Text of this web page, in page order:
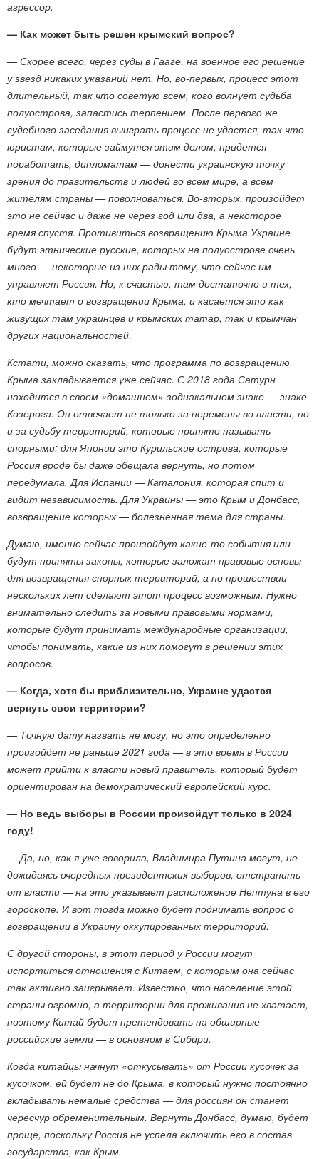
агрессор.
— Как может быть решен крымский вопрос?
— Скорее всего, через суды в Гааге, на военное его решение
у звезд никаких указаний нет. Но, во-первых, процесс этот
длительный, так что советую всем, кого волнует судьба
полуострова, запастись терпением. После первого же
судебного заседания выиграть процесс не удастся, так что
юристам, которые займутся этим делом, придется
поработать, дипломатам — донести украинскую точку
зрения до правительств и людей во всем мире, а всем
жителям страны — поволноваться. Во-вторых, произойдет
это не сейчас и даже не через год или два, а некоторое
время спустя. Противиться возвращению Крыма Украине
будут этнические русские, которых на полуострове очень
много — некоторые из них рады тому, что сейчас им
управляет Россия. Но, к счастью, там достаточно и тех,
кто мечтает о возвращении Крыма, и касается это как
живущих там украинцев и крымских татар, так и крымчан
других национальностей.
Кстати, можно сказать, что программа по возвращению
Крыма закладывается уже сейчас. С 2018 года Сатурн
находится в своем «домашнем» зодиакальном знаке — знаке
Козерога. Он отвечает не только за перемены во власти, но
и за судьбу территорий, которые принято называть
спорными: для Японии это Курильские острова, которые
Россия вроде бы даже обещала вернуть, но потом
передумала. Для Испании — Каталония, которая спит и
видит независимость. Для Украины — это Крым и Донбасс,
возвращение которых — болезненная тема для страны.
Думаю, именно сейчас произойдут какие-то события или
будут приняты законы, которые заложат правовые основы
для возвращения спорных территорий, а по прошествии
нескольких лет сделают этот процесс возможным. Нужно
внимательно следить за новыми правовыми нормами,
которые будут принимать международные организации,
чтобы понимать, какие из них помогут в решении этих
вопросов.
— Когда, хотя бы приблизительно, Украине удастся
вернуть свои территории?
— Точную дату назвать не могу, но это определенно
произойдет не раньше 2021 года — в это время в России
может прийти к власти новый правитель, который будет
ориентирован на демократический европейский курс.
— Но ведь выборы в России произойдут только в 2024
году!
— Да, но, как я уже говорила, Владимира Путина могут, не
дожидаясь очередных президентских выборов, отстранить
от власти — на это указывает расположение Нептуна в его
гороскопе. И вот тогда можно будет поднимать вопрос о
возвращении в Украину оккупированных территорий.
С другой стороны, в этот период у России могут
испортиться отношения с Китаем, с которым она сейчас
так активно заигрывает. Известно, что население этой
страны огромно, а территории для проживания не хватает,
поэтому Китай будет претендовать на обширные
российские земли — в основном в Сибири.
Когда китайцы начнут «откусывать» от России кусочек за
кусочком, ей будет не до Крыма, в который нужно постоянно
вкладывать немалые средства — для россиян он станет
чересчур обременительным. Вернуть Донбасс, думаю, будет
проще, поскольку Россия не успела включить его в состав
государства, как Крым.